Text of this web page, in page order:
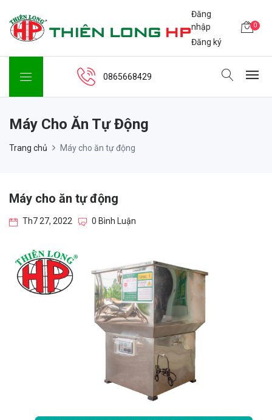
Đăng
nhập
Đăng ký
0
0865668429
Máy Cho Ăn Tự Động
Trang chủ Máy cho ăn tự động
Máy cho ăn tự động
Th7 27, 2022 0 Bình Luận